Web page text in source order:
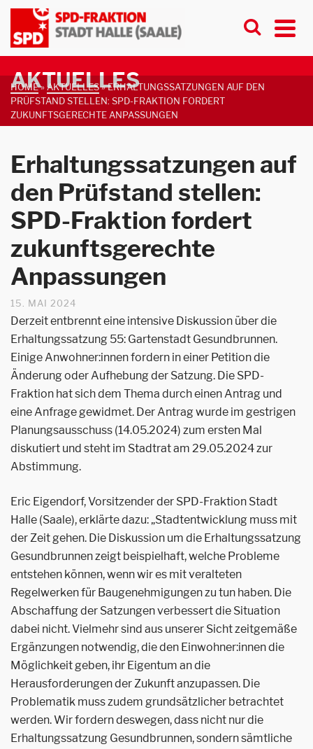
AKTUELLES
HOME»AKTUELLES»ERHALTUNGSSATZUNGEN AUF DEN
PRÜFSTAND STELLEN: SPD-FRAKTION FORDERT
ZUKUNFTSGERECHTE ANPASSUNGEN
Erhaltungssatzungen auf
den Prüfstand stellen:
SPD-Fraktion fordert
zukunftsgerechte
Anpassungen
15. MAI 2024
Derzeit entbrennt eine intensive Diskussion über die
Erhaltungssatzung 55: Gartenstadt Gesundbrunnen.
Einige Anwohner:innen fordern in einer Petition die
Änderung oder Aufhebung der Satzung. Die SPD-
Fraktion hat sich dem Thema durch einen Antrag und
eine Anfrage gewidmet. Der Antrag wurde im gestrigen
Planungsausschuss (14.05.2024) zum ersten Mal
diskutiert und steht im Stadtrat am 29.05.2024 zur
Abstimmung.
Eric Eigendorf, Vorsitzender der SPD-Fraktion Stadt
Halle (Saale), erklärte dazu: „Stadtentwicklung muss mit
der Zeit gehen. Die Diskussion um die Erhaltungssatzung
Gesundbrunnen zeigt beispielhaft, welche Probleme
entstehen können, wenn wir es mit veralteten
Regelwerken für Baugenehmigungen zu tun haben. Die
Abschaffung der Satzungen verbessert die Situation
dabei nicht. Vielmehr sind aus unserer Sicht zeitgemäße
Ergänzungen notwendig, die den Einwohner:innen die
Möglichkeit geben, ihr Eigentum an die
Herausforderungen der Zukunft anzupassen. Die
Problematik muss zudem grundsätzlicher betrachtet
werden. Wir fordern deswegen, dass nicht nur die
Erhaltungssatzung Gesundbrunnen, sondern sämtliche